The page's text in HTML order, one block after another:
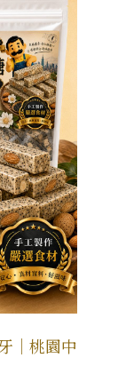
｜桃園中